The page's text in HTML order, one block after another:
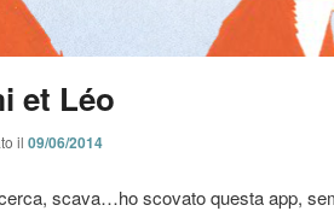
et Léo
il 09/06/2014
scava…ho scovato questa app,